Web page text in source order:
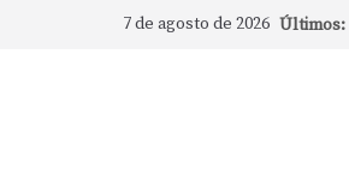
7 de agosto de 2026 Últimos: